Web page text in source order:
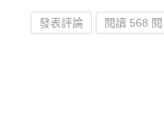
發表評論 閱讀 568 閱